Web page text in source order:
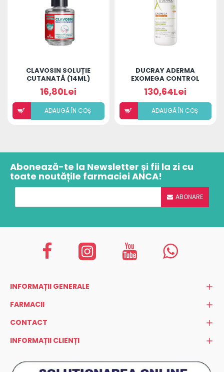
CLAVOSIN SOLUȚIE
CUTANATĂ (14ML)
16,80Lei
ADAUGÃ ÎN COȘ
DUCRAY ADERMA
EXOMEGA CONTROL
BALSAM 400ML
130,64Lei
ADAUGÃ ÎN COȘ
Abonează-te la Newsletter și fii la zi cu
toate noutățile farmaciei ANCA!
ABONARE
INFORMAȚII GENERALE
FARMACII
CONTACT
INFORMAȚII CLIENȚI